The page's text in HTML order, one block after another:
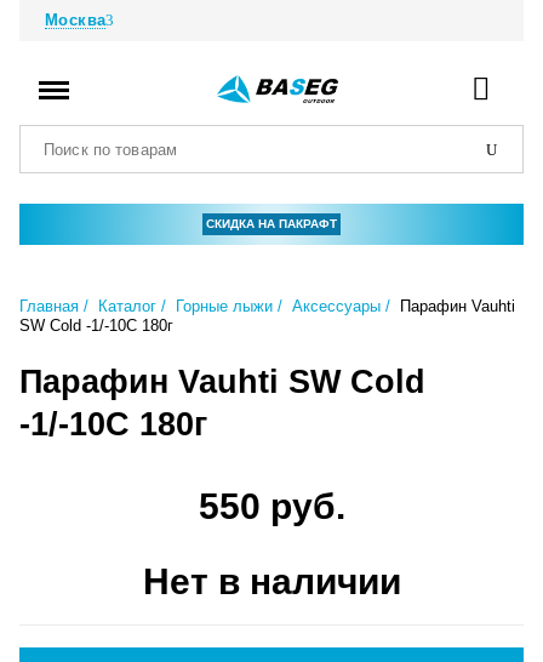
Москва
СКИДКА НА ПАКРАФТ
Главная Каталог Горные лыжи Аксессуары
Парафин Vauhti
SW Cold -1/-10С 180г
Парафин Vauhti SW Cold
-1/-10С 180г
550 руб.
Нет в наличии